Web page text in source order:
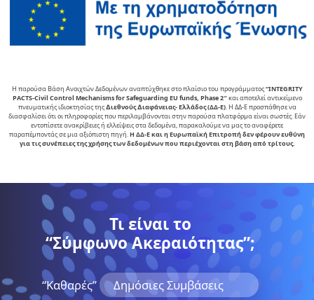
Η παρούσα Βάση Ανοιχτών Δεδομένων αναπτύχθηκε στο πλαίσιο του προγράμματος“INTEGRITY
PACTS-Civil Control Mechanisms for Safeguarding EU funds, Phase 2″και αποτελεί αντικείµενο
πνευµατικής ιδιοκτησίας της∆ιεθνούς ∆ιαφάνειας- Ελλάδος (ΔΔ-Ε). Η ΔΔ-Ε προσπάθησε να
διασφαλίσει ότι οι πληροφορίες που περιλαμβάνονται στην παρούσα πλατφόρμα είναι σωστές. Εάν
εντοπίσετε ανακρίβειες ή ελλείψεις στα δεδομένα, παρακαλούμε να μας το αναφέρετε
παραπέμποντάς σε μια αξιόπιστη πηγή.Η ΔΔ-Ε και η Ευρωπαϊκή Επιτροπή δεν φέρουν ευθύνη
για τις συνέπειες της χρήσης των δεδομένων που περιέχονται στη βάση από τρίτους.
Τι είναι το
“Σύμφωνο Ακεραιότητας”;
“Kαθαρές” Δημόσιες Συμβάσεις